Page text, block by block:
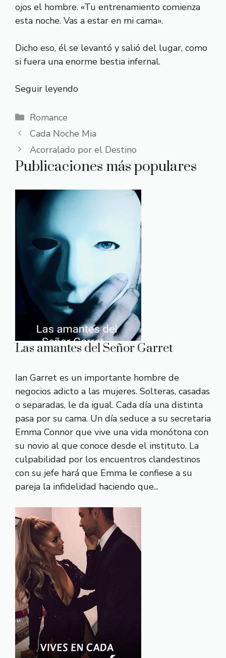
ojos el hombre. «Tu entrenamiento comienza
esta noche. Vas a estar en mi cama».
Dicho eso, él se levantó y salió del lugar, como
si fuera una enorme bestia infernal.
Seguir leyendo
Categorías
Romance
Cada Noche Mia
Acorralado por el Destino
Publicaciones más populares
Las amantes del Señor Garret
Ian Garret es un importante hombre de
negocios adicto a las mujeres. Solteras, casadas
o separadas, le da igual. Cada día una distinta
pasa por su cama. Un día seduce a su secretaria
Emma Connor que vive una vida monótona con
su novio al que conoce desde el instituto. La
culpabilidad por los encuentros clandestinos
con su jefe hará que Emma le confiese a su
pareja la infidelidad haciendo que...